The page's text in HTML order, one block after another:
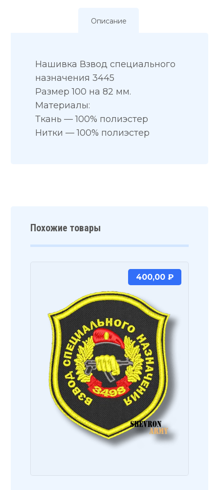
Описание
Нашивка Взвод специального
назначения 3445
Размер 100 на 82 мм.
Материалы:
Ткань — 100% полиэстер
Нитки — 100% полиэстер
Похожие товары
400,00 ₽